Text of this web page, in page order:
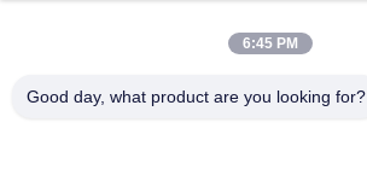
6:45 PM
Good day, what product are you looking for?